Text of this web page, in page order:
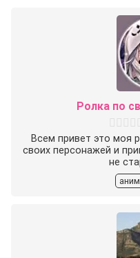
Ролка по
Всем привет это моя
своих персонажей и
не